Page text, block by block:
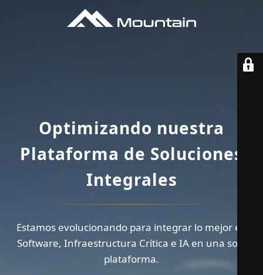
Optimizando nuestra
Plataforma de Soluciones
Integrales
Estamos evolucionando para integrar lo mejor en
Software, Infraestructura Crítica e IA en una sola
plataforma.